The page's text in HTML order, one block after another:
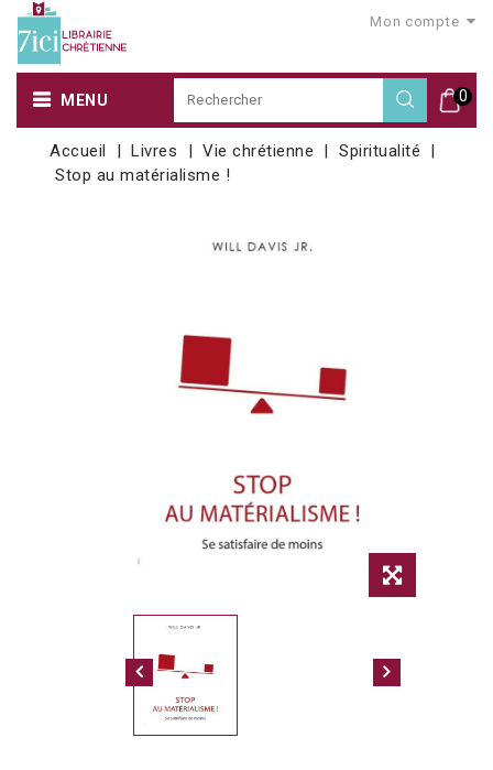
Mon compte
0
MENU
Accueil Livres Vie chrétienne
Spiritualité
Stop au matérialisme !